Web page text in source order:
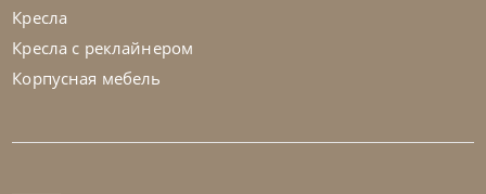
Стол обеденный Napoleon Wood
Кресла
Кресла с реклайнером
Корпусная мебель